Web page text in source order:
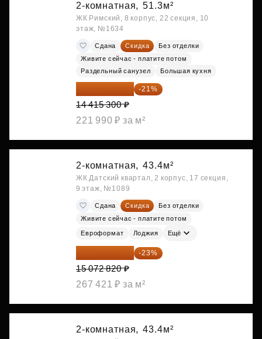
2-комнатная, 51.3м²
ЖК Римский, 8 корпус, 22 секция, 10
этаж, №1634
Сдана Скидка
Без отделки
Живите сейчас - платите потом
Раздельный санузел
Большая кухня
11 388 087 ₽ -21%
14 415 300 ₽
221 990 ₽ за м²
2-комнатная, 43.4м²
ЖК Датский квартал, 2 корпус, 17 секция,
9 этаж, №1089
Сдана Скидка
Без отделки
Живите сейчас - платите потом
Евроформат Лоджия Ещё
11 606 071 ₽ -23%
15 072 820 ₽
267 421 ₽ за м²
2-комнатная, 43.4м²